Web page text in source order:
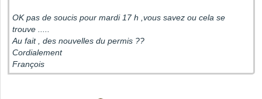
OK pas de soucis pour mardi 17 h ,vous savez ou cela se
trouve .....
Au fait , des nouvelles du permis ??
Cordialement
François